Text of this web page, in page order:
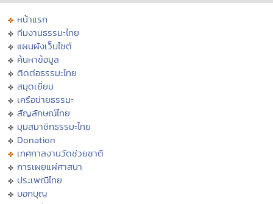
หน้าแรก
ทีมงานธรรมะไทย
แผนผังเว็บไซต์
ค้นหาข้อมูล
ติดต่อธรรมะไทย
สมุดเยี่ยม
เครือข่ายธรรมะ
สัญลักษณ์ไทย
มุมสมาชิกธรรมะไทย
Donation
เทศกาลงานวัดช่วยชาติ
การเผยแผ่ศาสนา
ประเพณีไทย
บอกบุญ